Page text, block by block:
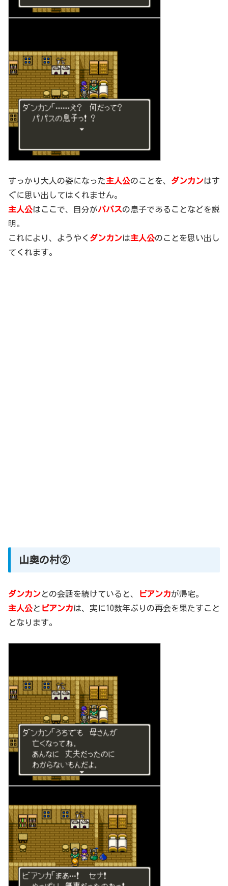
すっかり大人の姿になった主人公のことを、 ダンカンはす
ぐに思い出してはくれません。
主人公はここで、自分がパパスの息子であることなどを説
明。
これにより、ようやく ダンカンは主人公のことを思い出し
てくれます。
山奥の村②
ダンカンとの会話を続けていると、 ビアンカが帰宅。
主人公と ビアンカは、実に10数年ぶりの再会を果たすこと
となります。